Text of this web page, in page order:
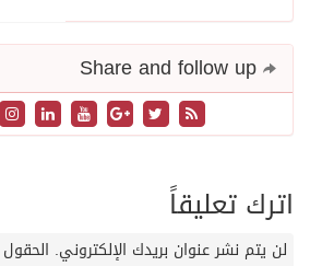
اترك تعليقاً
لن يتم نشر عنوان بريدك الإلكتروني. الحقول